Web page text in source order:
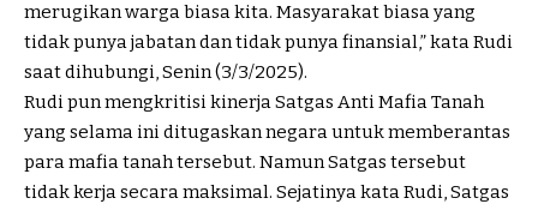
merugikan warga biasa kita. Masyarakat biasa yang
tidak punya jabatan dan tidak punya finansial,” kata Rudi
saat dihubungi, Senin (3/3/2025).
Rudi pun mengkritisi kinerja Satgas Anti Mafia Tanah
yang selama ini ditugaskan negara untuk memberantas
para mafia tanah tersebut. Namun Satgas tersebut
tidak kerja secara maksimal. Sejatinya kata Rudi, Satgas